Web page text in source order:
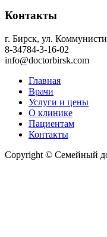
Контакты
г. Бирск, ул.
8-34784-3-16-02
info@doctorbirsk.com
Главная
Врачи
Услуги и цены
О клинике
Пациентам
Контакты
Copyright © Семейный